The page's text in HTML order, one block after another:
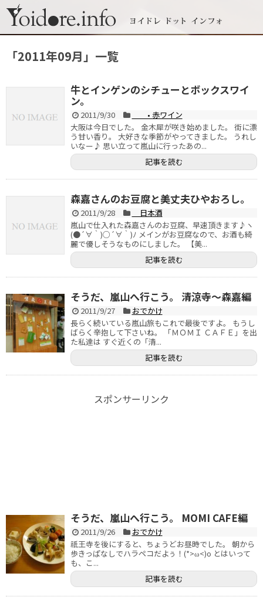
「2011年09月」 一覧
牛とインゲンのシチューとボックスワイ
ン。
2011/9/30
• 赤ワイン
大阪は今日でした。 金木犀が咲き始めました。 街に漂
う甘い香り。 大好きな季節がやってきました。 うれし
いなー♪ 思い立って嵐山に行ったあの...
記事を読む
森嘉さんのお豆腐と美丈夫ひやおろし。
2011/9/28
日本酒
嵐山で仕入れた森嘉さんのお豆腐、早速頂きます♪ヽ
(●´∀｀)○´∀｀)ﾉ メインがお豆腐なので、お酒も綺
麗で優しそうなものにしました。 【美...
記事を読む
そうだ、嵐山へ行こう。 清涼寺～森嘉編
2011/9/27
おでかけ
長らく続いている嵐山旅もこれで最後ですよ。 もうし
ばらく辛抱して下さいね。 「ＭＯＭＩ ＣＡＦＥ」を出
た私達は すぐ近くの「清...
記事を読む
スポンサーリンク
そうだ、嵐山へ行こう。 MOMI CAFE編
2011/9/26
おでかけ
祇王寺を後にすると、ちょうどお昼時でした。 朝から
歩きっぱなしでハラペコだよぅ！(*>ω<)o とはいって
も、こ...
記事を読む